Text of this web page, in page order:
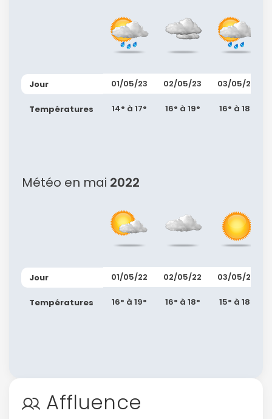
Jour
Températures
01/05/23
14° à 17°
02/05/23
16° à 19°
03/05/23
16° à 18°
Météo en mai 2022
Jour
Températures
01/05/22
16° à 19°
02/05/22
16° à 18°
03/05/22
15° à 18°
Affluence
Politique de